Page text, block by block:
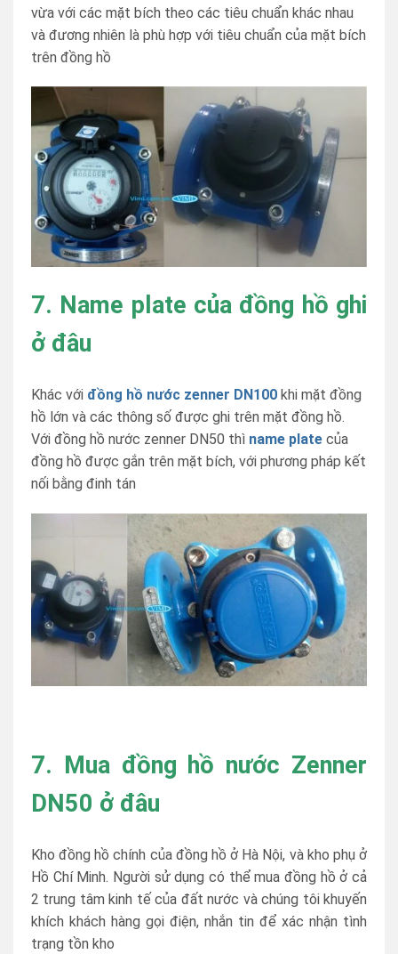
vừa với các mặt bích theo các tiêu chuẩn khác nhau
và đương nhiên là phù hợp với tiêu chuẩn của mặt bích
trên đồng hồ
7. Name plate của đồng hồ ghi
ở đâu
Khác với đồng hồ nước zenner DN100 khi mặt đồng
hồ lớn và các thông số được ghi trên mặt đồng hồ.
Với đồng hồ nước zenner DN50 thì name plate của
đồng hồ được gắn trên mặt bích, với phương pháp kết
nối bằng đinh tán
7. Mua đồng hồ nước Zenner
DN50 ở đâu
Kho đồng hồ chính của đồng hồ ở Hà Nội, và kho phụ ở
Hồ Chí Minh. Người sử dụng có thể mua đồng hồ ở cả
2 trung tâm kinh tế của đất nước và chúng tôi khuyến
khích khách hàng gọi điện, nhắn tin để xác nhận tình
trạng tồn kho